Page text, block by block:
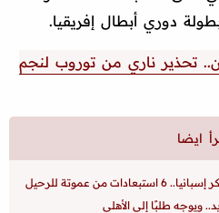
دوري أبطال إفريقيا.
تحذير ناري من توروب لنجم
من عموتة للرحيل
ويوجه طلبًا إلى الأهلي